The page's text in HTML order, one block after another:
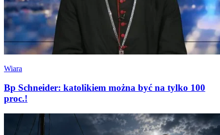
Wiara
Bp Schneider: katolikiem można być na tylko 100
proc.!